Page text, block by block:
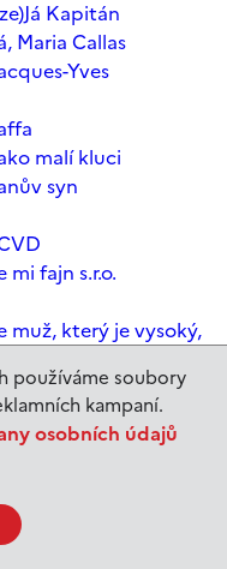
používáme soubory
kampaní.
osobních údajů
Já Kapitán
Maria Callas
Yves
malí kluci
syn
fajn s.r.o.
muž, který je vysoký,
to jen konec světa
to jen konec světa
du Barry -